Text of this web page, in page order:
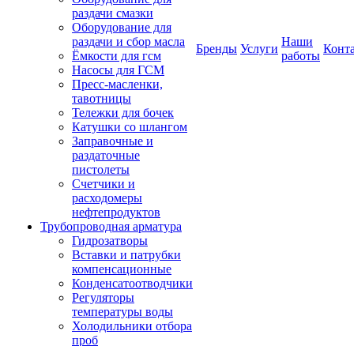
раздачи смазки
Оборудование для
раздачи и сбор масла
Ёмкости для гсм
Насосы для ГСМ
Пресс-масленки,
тавотницы
Тележки для бочек
Катушки со шлангом
Заправочные и
раздаточные
пистолеты
Счетчики и
расходомеры
нефтепродуктов
Трубопроводная арматура
Гидрозатворы
Вставки и патрубки
компенсационные
Конденсатоотводчики
Регуляторы
температуры воды
Холодильники отбора
проб
Бренды Услуги
Наши
работы